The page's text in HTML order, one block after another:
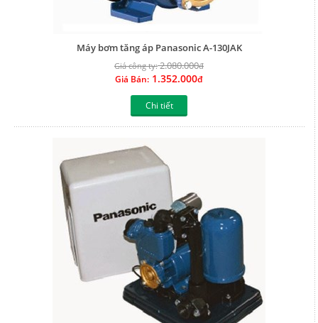
Máy bơm tăng áp Panasonic A-130JAK
Giá công ty:2.080.000đ
Giá Bán: 1.352.000đ
Chi tiết